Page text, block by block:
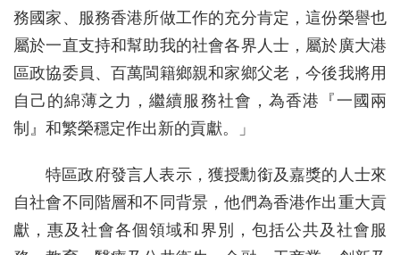
務國家、服務香港所做工作的充分肯定，這份榮譽也
屬於一直支持和幫助我的社會各界人士，屬於廣大港
區政協委員、百萬閩籍鄉親和家鄉父老，今後我將用
自己的綿薄之力，繼續服務社會，為香港『一國兩
制』和繁榮穩定作出新的貢獻。」
特區政府發言人表示，獲授勳銜及嘉獎的人士來
自社會不同階層和不同背景，他們為香港作出重大貢
獻，惠及社會各個領域和界別，包括公共及社會服